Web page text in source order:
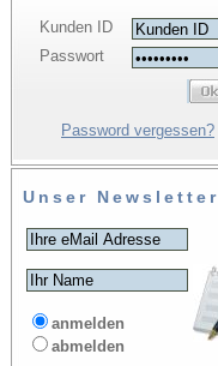
Kunden ID
Passwort
Password vergessen?
Unser Newsletter
anmelden
abmelden